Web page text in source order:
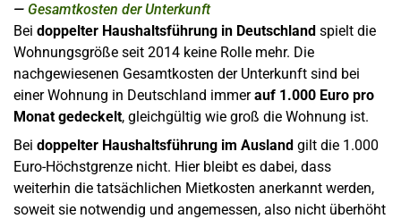
Gesamtkosten der Unterkunft
Bei doppelter Haushaltsführung in Deutschland spielt die
Wohnungsgröße seit 2014 keine Rolle mehr. Die
nachgewiesenen Gesamtkosten der Unterkunft sind bei
einer Wohnung in Deutschland immerauf 1.000 Euro pro
Monatgedeckelt, gleichgültig wie groß die Wohnung ist.
Bei doppelter Haushaltsführung im Ausland gilt die 1.000
Euro-Höchstgrenze nicht. Hier bleibt es dabei, dass
weiterhin die tatsächlichen Mietkosten anerkannt werden,
soweit sie notwendig und angemessen, also nicht überhöht